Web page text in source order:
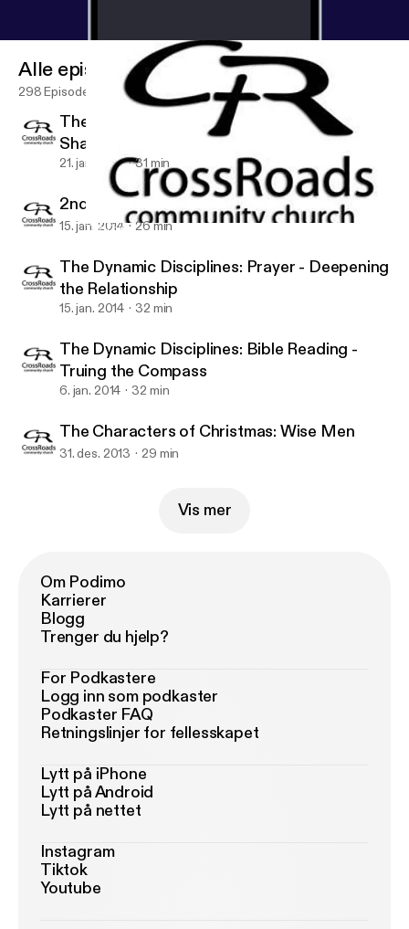
The Dynamic Disciplines: Bible Reading - Truing the Compass
Alle episoder
298 Episoder
The Dynamic Disciplines: Fellowship -
Sharing the Exerience
21. jan. 2014 31 min
2nd Fridays: The God We Love
15. jan. 2014 26 min
The Dynamic Disciplines: Prayer - Deepening
the Relationship
15. jan. 2014 32 min
The Dynamic Disciplines: Bible Reading -
Truing the Compass
6. jan. 2014 32 min
The Characters of Christmas: Wise Men
31. des. 2013 29 min
Vis mer
Om Podimo
Karrierer
Blogg
Trenger du hjelp?
For Podkastere
Logg inn som podkaster
Podkaster FAQ
Retningslinjer for fellesskapet
Lytt på iPhone
Lytt på Android
Lytt på nettet
Instagram
Tiktok
Youtube